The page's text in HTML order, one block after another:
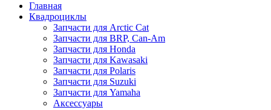
Главная
Квадроциклы
Запчасти для Arctic Cat
Запчасти для BRP, Can-Am
Запчасти для Honda
Запчасти для Kawasaki
Запчасти для Polaris
Запчасти для Suzuki
Запчасти для Yamaha
Аксессуары